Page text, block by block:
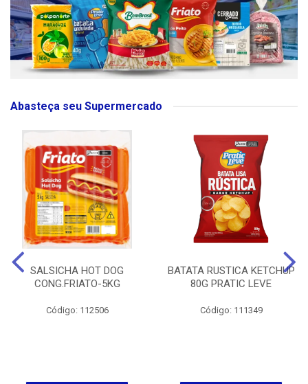
Abasteça seu Supermercado
SALSICHA HOT DOG
CONG.FRIATO-5KG
Código: 112506
BATATA RUSTICA KETCHUP
80G PRATIC LEVE
Código: 111349